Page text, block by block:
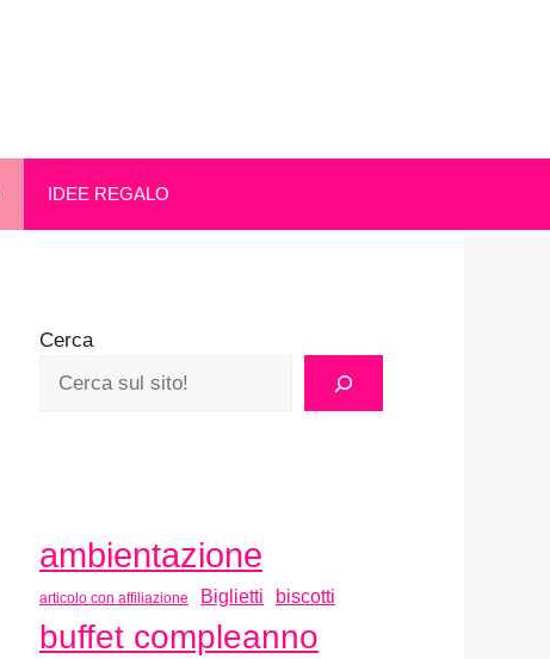
IDEE REGALO
Cerca
ambientazione
articolo con affiliazione Biglietti biscotti
buffet compleanno